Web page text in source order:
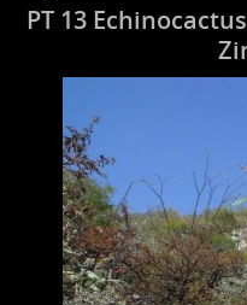
PT 13